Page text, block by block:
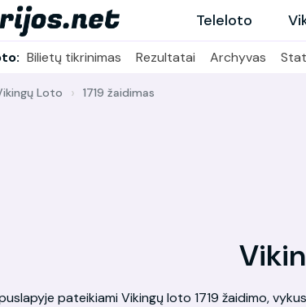
Teleloto
Bilietų tikrinimas Rezultatai Archyvas
Loto 1719 žaidimas
pateikiami Vikingų loto 1719 žaidimo,